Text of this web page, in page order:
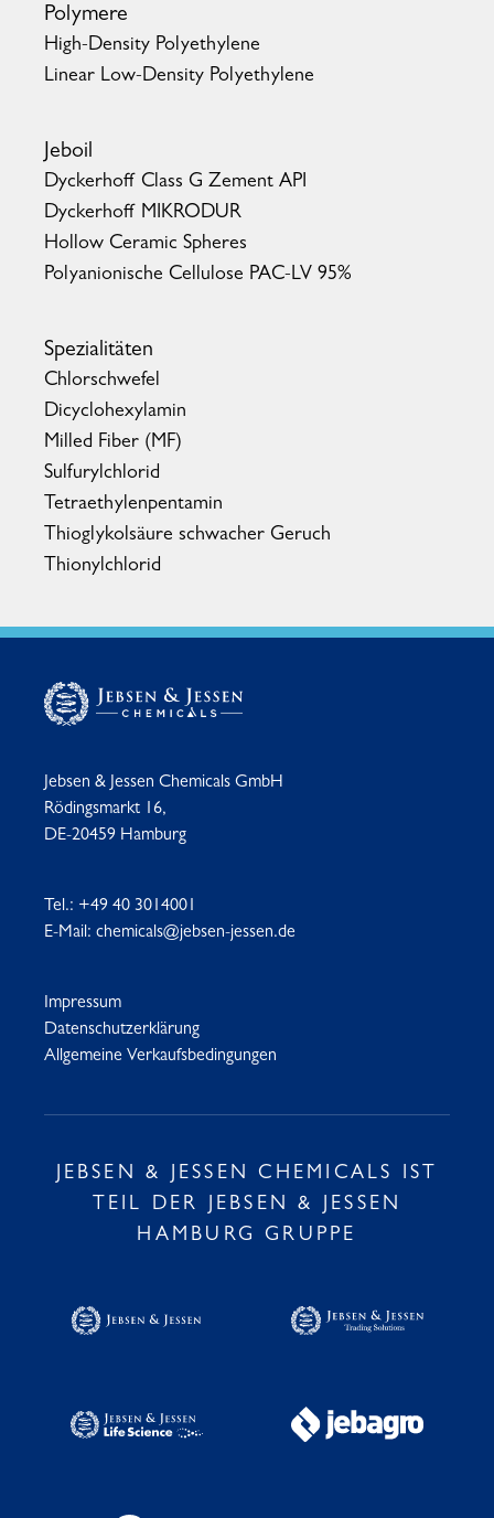
Polymere
High-Density Polyethylene
Linear Low-Density Polyethylene
Jeboil
Dyckerhoff Class G Zement API
Dyckerhoff MIKRODUR
Hollow Ceramic Spheres
Polyanionische Cellulose PAC-LV 95%
Spezialitäten
Chlorschwefel
Dicyclohexylamin
Milled Fiber (MF)
Sulfurylchlorid
Tetraethylenpentamin
Thioglykolsäure schwacher Geruch
Thionylchlorid
Jebsen & Jessen Chemicals GmbH
Rödingsmarkt 16,
DE-20459 Hamburg
Tel.: +49 40 3014001
E-Mail: chemicals@jebsen-jessen.de
Impressum
Datenschutzerklärung
Allgemeine Verkaufsbedingungen
JEBSEN & JESSEN CHEMICALS IST
TEIL DER JEBSEN & JESSEN
HAMBURG GRUPPE